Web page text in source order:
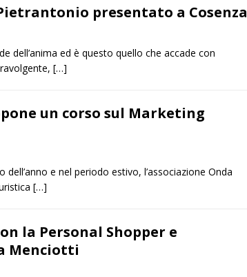
presentato a Cosenza
dell’anima ed è questo quello che accade con
[…]
un corso sul Marketing
e nel periodo estivo, l’associazione Onda
[…]
la Personal Shopper e
Menciotti